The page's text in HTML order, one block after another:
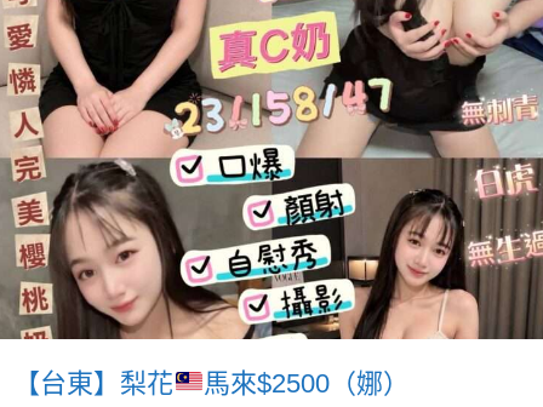
【台東】梨花 馬來$2500（娜）